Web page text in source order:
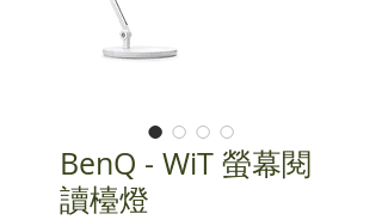
BenQ - WiT 螢幕閱
讀檯燈